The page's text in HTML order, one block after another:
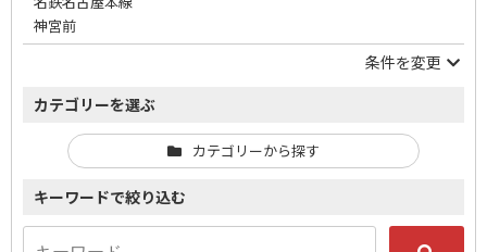
神宮前
条件を変更
カテゴリーを選ぶ
カテゴリーから探す
キーワードで絞り込む